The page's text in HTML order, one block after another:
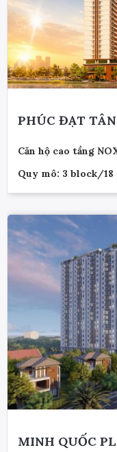
PHÚC ĐẠT
Căn hộ cao tầng
Quy mô: 3 block/18
MINH QUỐC